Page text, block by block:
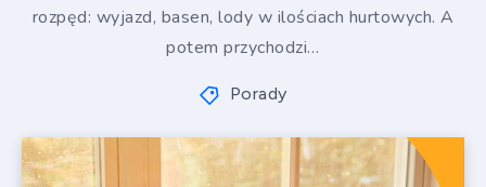
rozpęd: wyjazd, basen, lody w ilościach hurtowych. A
potem przychodzi…
Porady